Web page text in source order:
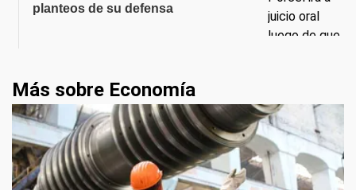
planteos de su defensa
Más sobre Economía